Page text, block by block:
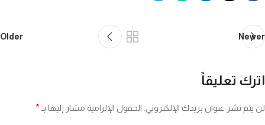
Newer
Older
اترك تعليقاً
لن يتم نشر عنوان بريدك الإلكتروني. الحقول الإلزامية مشار إليها بـ *